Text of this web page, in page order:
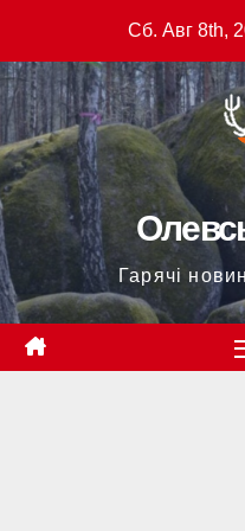
содержимому
Сб. Авг 8th,
Гарячі